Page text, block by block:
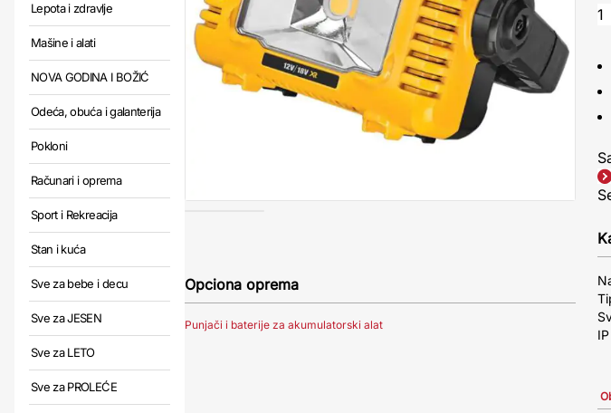
Lepota i zdravlje
Mašine i alati
NOVA GODINA I BOŽIĆ
Odeća, obuća i galanterija
Pokloni
Računari i oprema
Sport i Rekreacija
Stan i kuća
Sve za bebe i decu
Sve za JESEN
Sve za LETO
Sve za PROLEĆE
Opciona oprema
Punjači i baterije za akumulatorski alat